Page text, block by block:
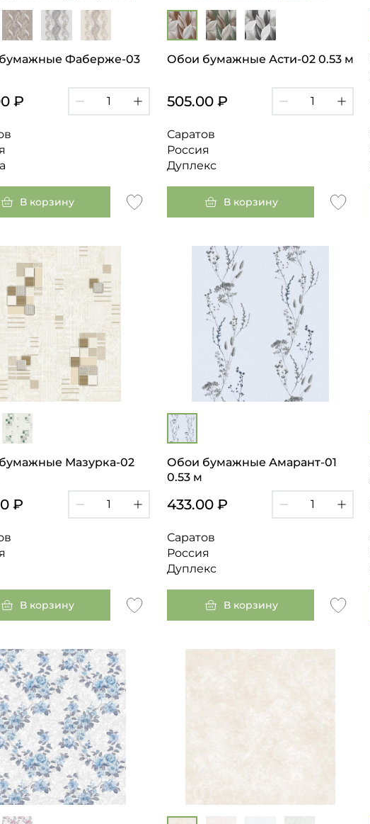
Фаберже-03
₽
В корзину
Обои бумажные Асти-02 0.53 м
505.00 ₽
Саратов
Россия
Дуплекс
В корзину
Мазурка-02
₽
В корзину
Обои бумажные Амарант-01
0.53 м
433.00 ₽
Саратов
Россия
Дуплекс
В корзину